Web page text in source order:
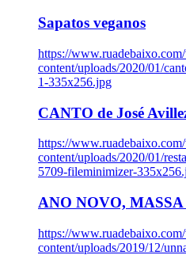
Sapatos veganos
https://
content/uploads/2020/01/
1-335x256.jpg
CANTO de José
https://
content/uploads/2020/01/
5709-fileminimizer-
ANO NOVO,
https://
content/uploads/2019/12/